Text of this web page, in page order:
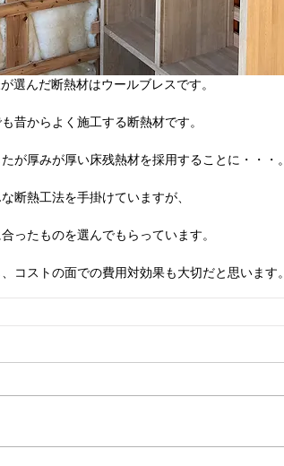
選んだ断熱材はウールブレスです。
昔からよく施工する断熱材です。
が厚みが厚い床残熱材を採用することに・・・。
断熱工法を手掛けていますが、
ったものを選んでもらっています。
コストの面での費用対効果も大切だと思います。